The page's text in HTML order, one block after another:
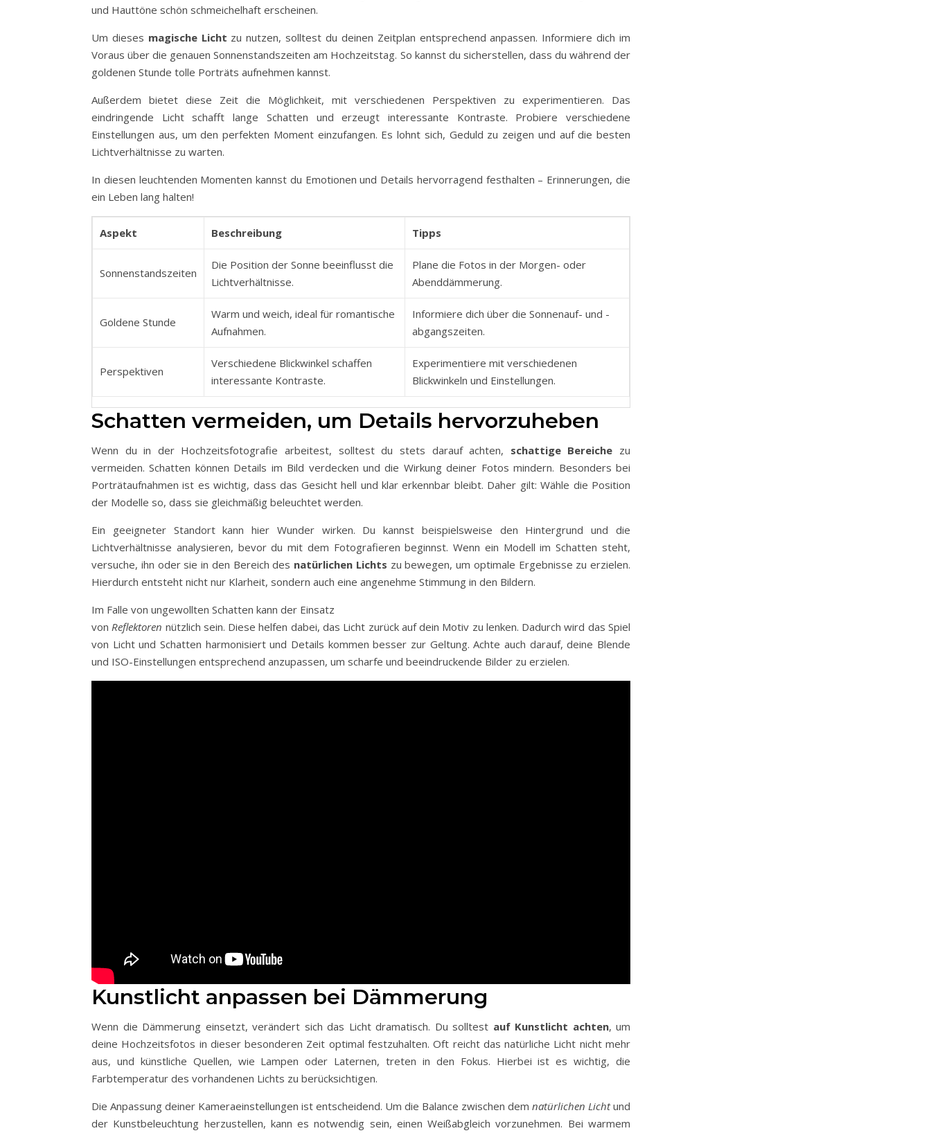
und Hauttöne schön schmeichelhaft erscheinen.
Um dieses magische Licht zu nutzen, solltest du deinen Zeitplan entsprechend anpassen. Informiere dich im
Voraus über die genauen Sonnenstandszeiten am Hochzeitstag. So kannst du sicherstellen, dass du während der
goldenen Stunde tolle Porträts aufnehmen kannst.
Außerdem bietet diese Zeit die Möglichkeit, mit verschiedenen Perspektiven zu experimentieren. Das
eindringende Licht schafft lange Schatten und erzeugt interessante Kontraste. Probiere verschiedene
Einstellungen aus, um den perfekten Moment einzufangen. Es lohnt sich, Geduld zu zeigen und auf die besten
Lichtverhältnisse zu warten.
In diesen leuchtenden Momenten kannst du Emotionen und Details hervorragend festhalten – Erinnerungen, die
ein Leben lang halten!
Aspekt Beschreibung Tipps
Sonnenstandszeiten
Die Position der Sonne beeinflusst die
Lichtverhältnisse.
Plane die Fotos in der Morgen- oder
Abenddämmerung.
Goldene Stunde
Warm und weich, ideal für romantische
Aufnahmen.
Informiere dich über die Sonnenauf- und -
abgangszeiten.
Perspektiven
Verschiedene Blickwinkel schaffen
interessante Kontraste.
Experimentiere mit verschiedenen
Blickwinkeln und Einstellungen.
Schatten vermeiden, um Details hervorzuheben
Wenn du in der Hochzeitsfotografie arbeitest, solltest du stets darauf achten, schattige Bereiche zu
vermeiden. Schatten können Details im Bild verdecken und die Wirkung deiner Fotos mindern. Besonders bei
Porträtaufnahmen ist es wichtig, dass das Gesicht hell und klar erkennbar bleibt. Daher gilt: Wähle die Position
der Modelle so, dass sie gleichmäßig beleuchtet werden.
Ein geeigneter Standort kann hier Wunder wirken. Du kannst beispielsweise den Hintergrund und die
Lichtverhältnisse analysieren, bevor du mit dem Fotografieren beginnst. Wenn ein Modell im Schatten steht,
versuche, ihn oder sie in den Bereich des natürlichen Lichts zu bewegen, um optimale Ergebnisse zu erzielen.
Hierdurch entsteht nicht nur Klarheit, sondern auch eine angenehme Stimmung in den Bildern.
Im Falle von ungewollten Schatten kann der Einsatz
vonReflektoren nützlich sein. Diese helfen dabei, das Licht zurück auf dein Motiv zu lenken. Dadurch wird das Spiel
von Licht und Schatten harmonisiert und Details kommen besser zur Geltung. Achte auch darauf, deine Blende
und ISO-Einstellungen entsprechend anzupassen, um scharfe und beeindruckende Bilder zu erzielen.
Kunstlicht anpassen bei Dämmerung
Wenn die Dämmerung einsetzt, verändert sich das Licht dramatisch. Du solltest auf Kunstlicht achten, um
deine Hochzeitsfotos in dieser besonderen Zeit optimal festzuhalten. Oft reicht das natürliche Licht nicht mehr
aus, und künstliche Quellen, wie Lampen oder Laternen, treten in den Fokus. Hierbei ist es wichtig, die
Farbtemperatur des vorhandenen Lichts zu berücksichtigen.
Die Anpassung deiner Kameraeinstellungen ist entscheidend. Um die Balance zwischen dem natürlichen Lichtund
der Kunstbeleuchtung herzustellen, kann es notwendig sein, einen Weißabgleich vorzunehmen. Bei warmem